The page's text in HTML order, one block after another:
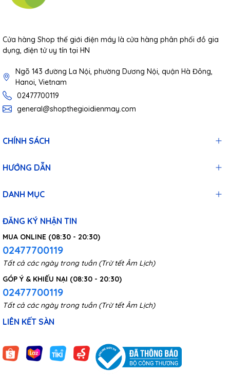
Cửa hàng Shop thế giới điện máy là cửa hàng phân phối đồ gia
dụng, điện tử uy tín tại HN
Ngõ 143 đường La Nội, phường Dương Nội, quận Hà Đông,
Hanoi, Vietnam
02477700119
general@shopthegioidienmay.com
CHÍNH SÁCH
HƯỚNG DẪN
DANH MỤC
ĐĂNG KÝ NHẬN TIN
MUA ONLINE (08:30 - 20:30)
02477700119
Tất cả các ngày trong tuần (Trừ tết Âm Lịch)
GÓP Ý & KHIẾU NẠI (08:30 - 20:30)
02477700119
Tất cả các ngày trong tuần (Trừ tết Âm Lịch)
LIÊN KẾT SÀN